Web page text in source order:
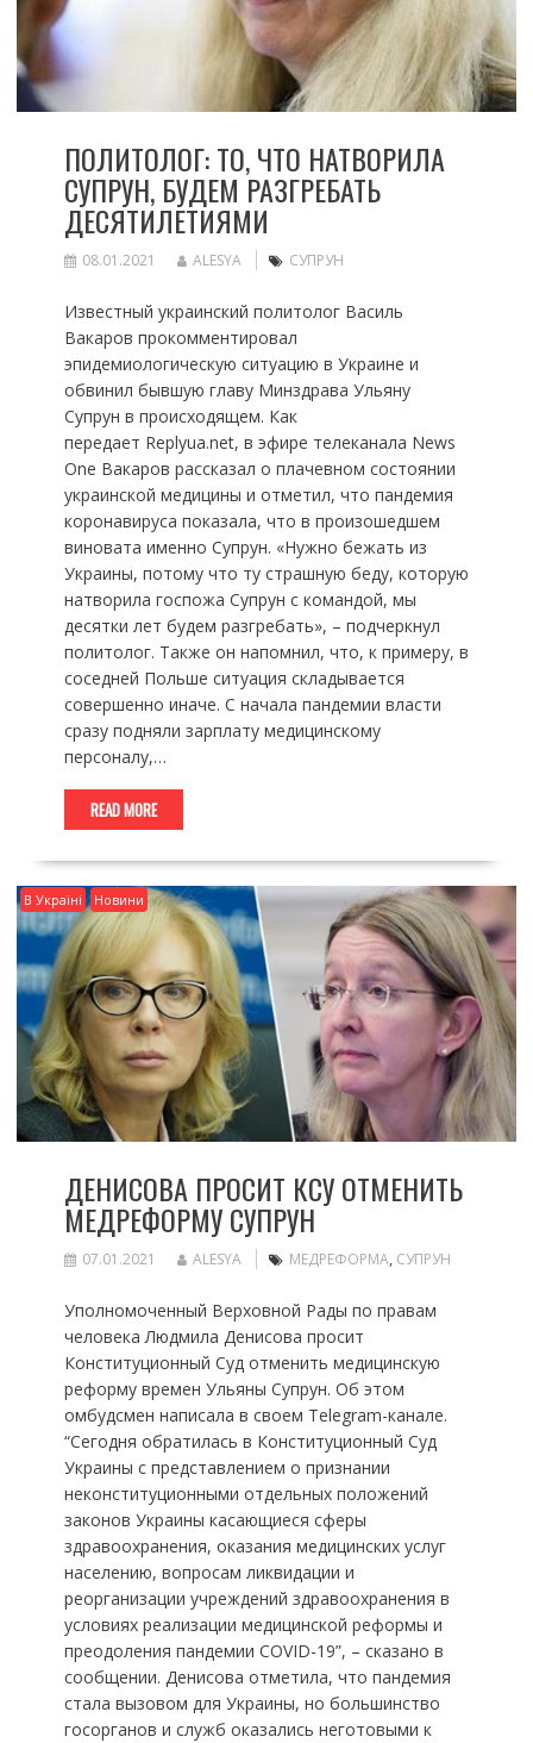
ПОЛИТОЛОГ: ТО, ЧТО НАТВОРИЛА
СУПРУН, БУДЕМ РАЗГРЕБАТЬ
ДЕСЯТИЛЕТИЯМИ
08.01.2021 ALESYA СУПРУН
Известный украинский политолог Василь
Вакаров прокомментировал
эпидемиологическую ситуацию в Украине и
обвинил бывшую главу Минздрава Ульяну
Супрун в происходящем. Как
передает Replyua.net, в эфире телеканала News
One Вакаров рассказал о плачевном состоянии
украинской медицины и отметил, что пандемия
коронавируса показала, что в произошедшем
виновата именно Супрун. «Нужно бежать из
Украины, потому что ту страшную беду, которую
натворила госпожа Супрун с командой, мы
десятки лет будем разгребать», – подчеркнул
политолог. Также он напомнил, что, к примеру, в
соседней Польше ситуация складывается
совершенно иначе. С начала пандемии власти
сразу подняли зарплату медицинскому
персоналу,…
READ MORE
В Україні Новини
ДЕНИСОВА ПРОСИТ КСУ ОТМЕНИТЬ
МЕДРЕФОРМУ СУПРУН
07.01.2021 ALESYA МЕДРЕФОРМА, СУПРУН
Уполномоченный Верховной Рады по правам
человека Людмила Денисова просит
Конституционный Суд отменить медицинскую
реформу времен Ульяны Супрун. Об этом
омбудсмен написала в своем Telegram-канале.
“Сегодня обратилась в Конституционный Суд
Украины с представлением о признании
неконституционными отдельных положений
законов Украины касающиеся сферы
здравоохранения, оказания медицинских услуг
населению, вопросам ликвидации и
реорганизации учреждений здравоохранения в
условиях реализации медицинской реформы и
преодоления пандемии COVID-19”, – сказано в
сообщении. Денисова отметила, что пандемия
стала вызовом для Украины, но большинство
госорганов и служб оказались неготовыми к